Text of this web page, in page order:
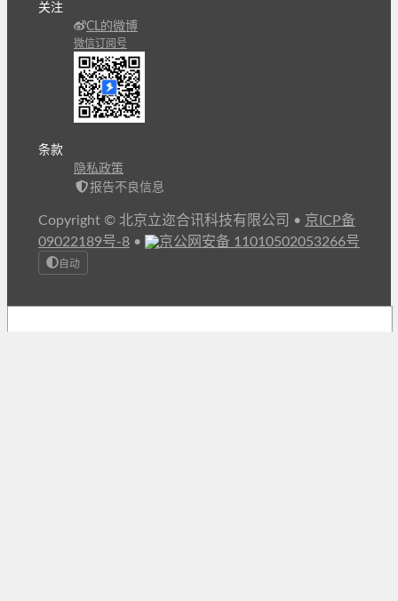
关注
CL的微博
微信订阅号
条款
隐私政策
报告不良信息
Copyright © 北京立迩合讯科技有限公司 • 京ICP备
09022189号-8 • 京公网安备 11010502053266号
自动